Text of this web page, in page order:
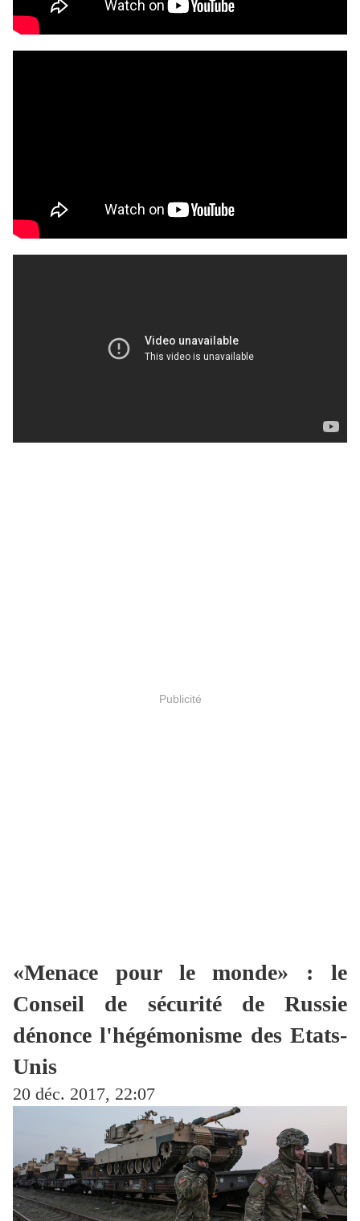
Publicité
«Menace pour le monde» : le
Conseil de sécurité de Russie
dénonce l'hégémonisme des Etats-
Unis
20 déc. 2017, 22:07